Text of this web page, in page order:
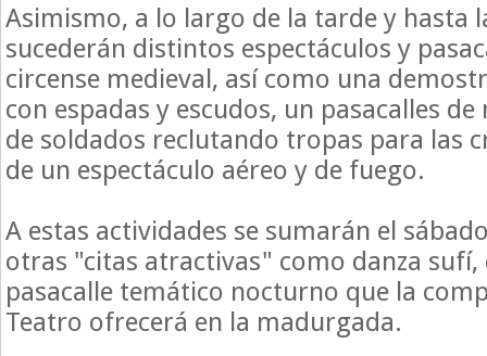
Asimismo, a lo largo de la tarde y hasta
sucederán distintos espectáculos y
circense medieval, así como una
con espadas y escudos, un pasacalles
de soldados reclutando tropas para las
de un espectáculo aéreo y de fuego.
A estas actividades se sumarán el
otras "citas atractivas" como danza
pasacalle temático nocturno que la
Teatro ofrecerá en la madurgada.